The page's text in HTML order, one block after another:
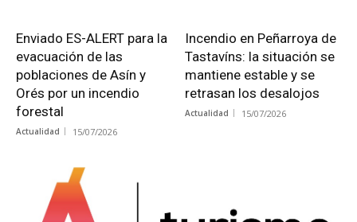
Enviado ES-ALERT para la
evacuación de las
poblaciones de Asín y
Orés por un incendio
forestal
Actualidad 15/07/2026
Incendio en Peñarroya de
Tastavíns: la situación se
mantiene estable y se
retrasan los desalojos
Actualidad 15/07/2026